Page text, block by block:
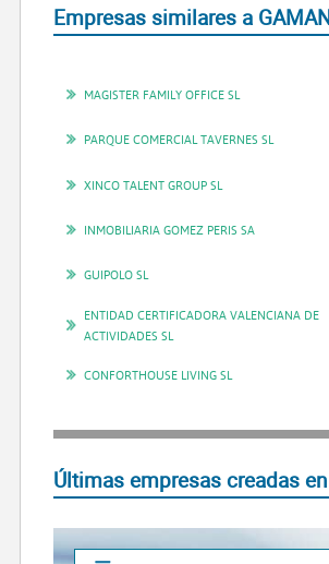
Empresas similares a
MAGISTER FAMILY OFFICE SL
PARQUE COMERCIAL TAVERNES SL
XINCO TALENT GROUP SL
INMOBILIARIA GOMEZ PERIS SA
GUIPOLO SL
ENTIDAD CERTIFICADORA VALENCIANA DE
ACTIVIDADES SL
CONFORTHOUSE LIVING SL
Últimas empresas creadas